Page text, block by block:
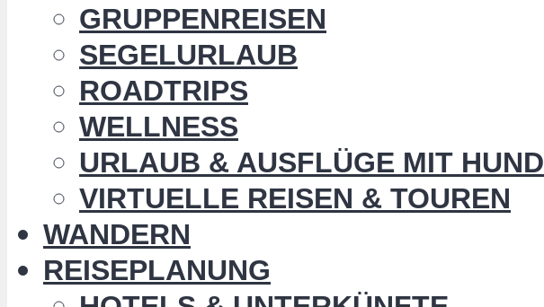
GRUPPENREISEN
SEGELURLAUB
ROADTRIPS
WELLNESS
URLAUB & AUSFLÜGE MIT HUND
VIRTUELLE REISEN & TOUREN
WANDERN
REISEPLANUNG